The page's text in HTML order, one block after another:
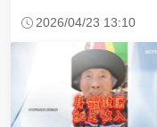
2026/04/23 13:10